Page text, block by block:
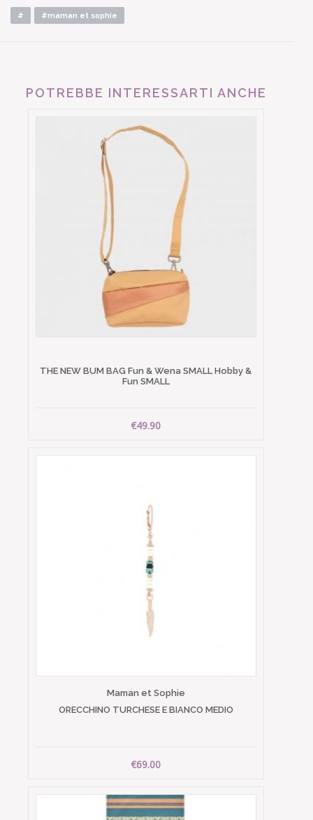
# #maman et sophie
POTREBBE INTERESSARTI ANCHE
THE NEW BUM BAG Fun & Wena SMALL Hobby &
Fun SMALL
€49.90
Maman et Sophie
ORECCHINO TURCHESE E BIANCO MEDIO
€69.00